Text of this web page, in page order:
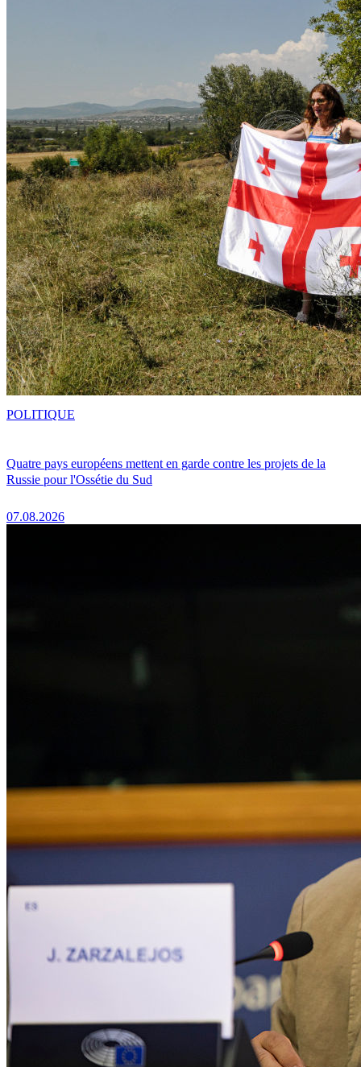
Quatre pays européens mettent en garde contre les projets de la
Russie pour l'Ossétie du Sud
07.08.2026
POLITIQUE